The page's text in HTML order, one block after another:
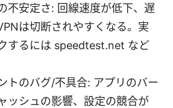
不安定さ: 回線速度が低下、遅
は切断されやすくなる。実
するには speedtest.net など
トのバグ/不具合: アプリのバー
ッシュの影響、設定の競合が